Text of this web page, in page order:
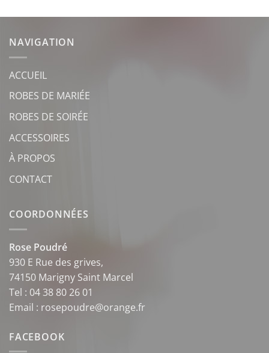
NAVIGATION
ACCUEIL
ROBES DE MARIÉE
ROBES DE SOIRÉE
ACCESSOIRES
À PROPOS
CONTACT
COORDONNÉES
Rose Poudré
930 E Rue des grives,
74150 Marigny Saint Marcel
Tel : 04 38 80 26 01
Email : rosepoudre@orange.fr
FACEBOOK